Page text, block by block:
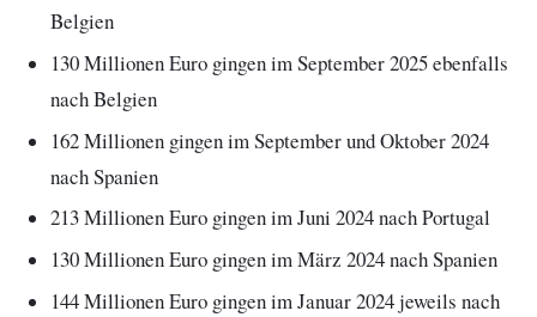
Belgien
130 Millionen Euro gingen im September 2025 ebenfalls
nach Belgien
162 Millionen gingen im September und Oktober 2024
nach Spanien
213 Millionen Euro gingen im Juni 2024 nach Portugal
130 Millionen Euro gingen im März 2024 nach Spanien
144 Millionen Euro gingen im Januar 2024 jeweils nach